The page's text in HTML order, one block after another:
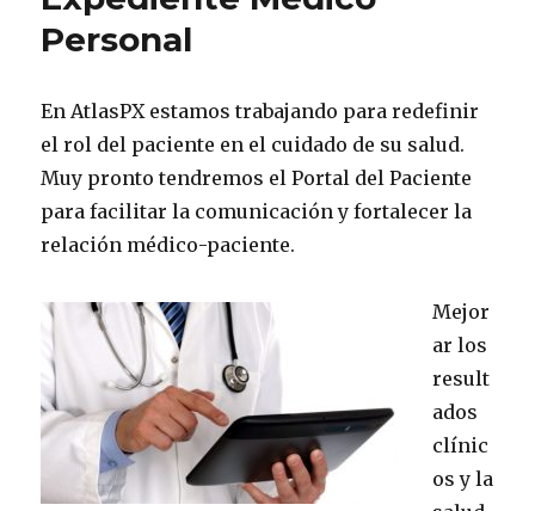
Personal
En AtlasPX estamos trabajando para redefinir
el rol del paciente en el cuidado de su salud.
Muy pronto tendremos el Portal del Paciente
para facilitar la comunicación y fortalecer la
relación médico-paciente.
Mejor
ar los
result
ados
clínic
os y la